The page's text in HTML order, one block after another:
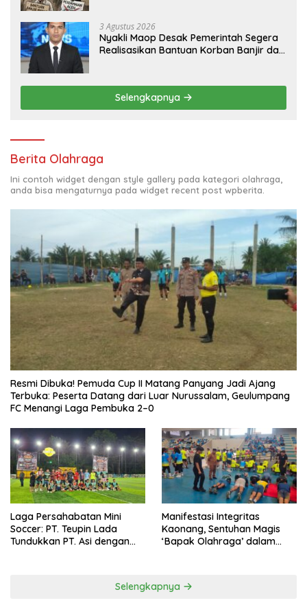
3 Agustus 2026
Nyakli Maop Desak Pemerintah Segera
Realisasikan Bantuan Korban Banjir dan
Selengkapnya
Berita Olahraga
Ini contoh widget dengan style gallery pada kategori olahraga,
anda bisa mengaturnya pada widget recent post wpberita.
Resmi Dibuka! Pemuda Cup II Matang Panyang Jadi Ajang
Terbuka: Peserta Datang dari Luar Nurussalam, Geulumpang
FC Menangi Laga Pembuka 2–0
Laga Persahabatan Mini
Soccer: PT. Teupin Lada
Tundukkan PT. Asi dengan
Manifestasi Integritas
Kaonang, Sentuhan Magis
‘Bapak Olahraga’ dalam
Selengkapnya